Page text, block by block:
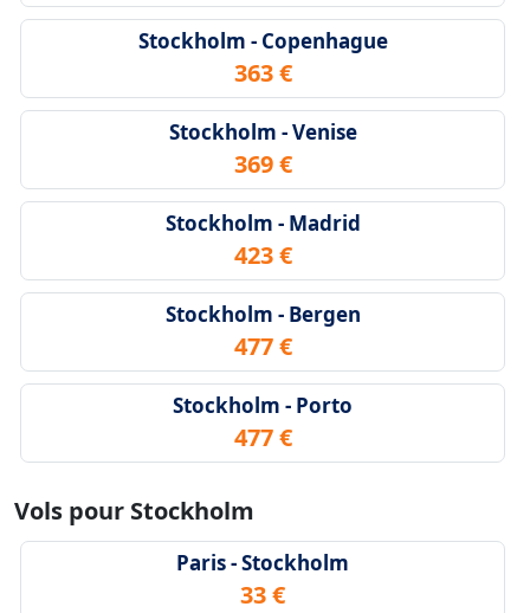
Stockholm - Copenhague
363 €
Stockholm - Venise
369 €
Stockholm - Madrid
423 €
Stockholm - Bergen
477 €
Stockholm - Porto
477 €
Vols pour Stockholm
Paris - Stockholm
33 €